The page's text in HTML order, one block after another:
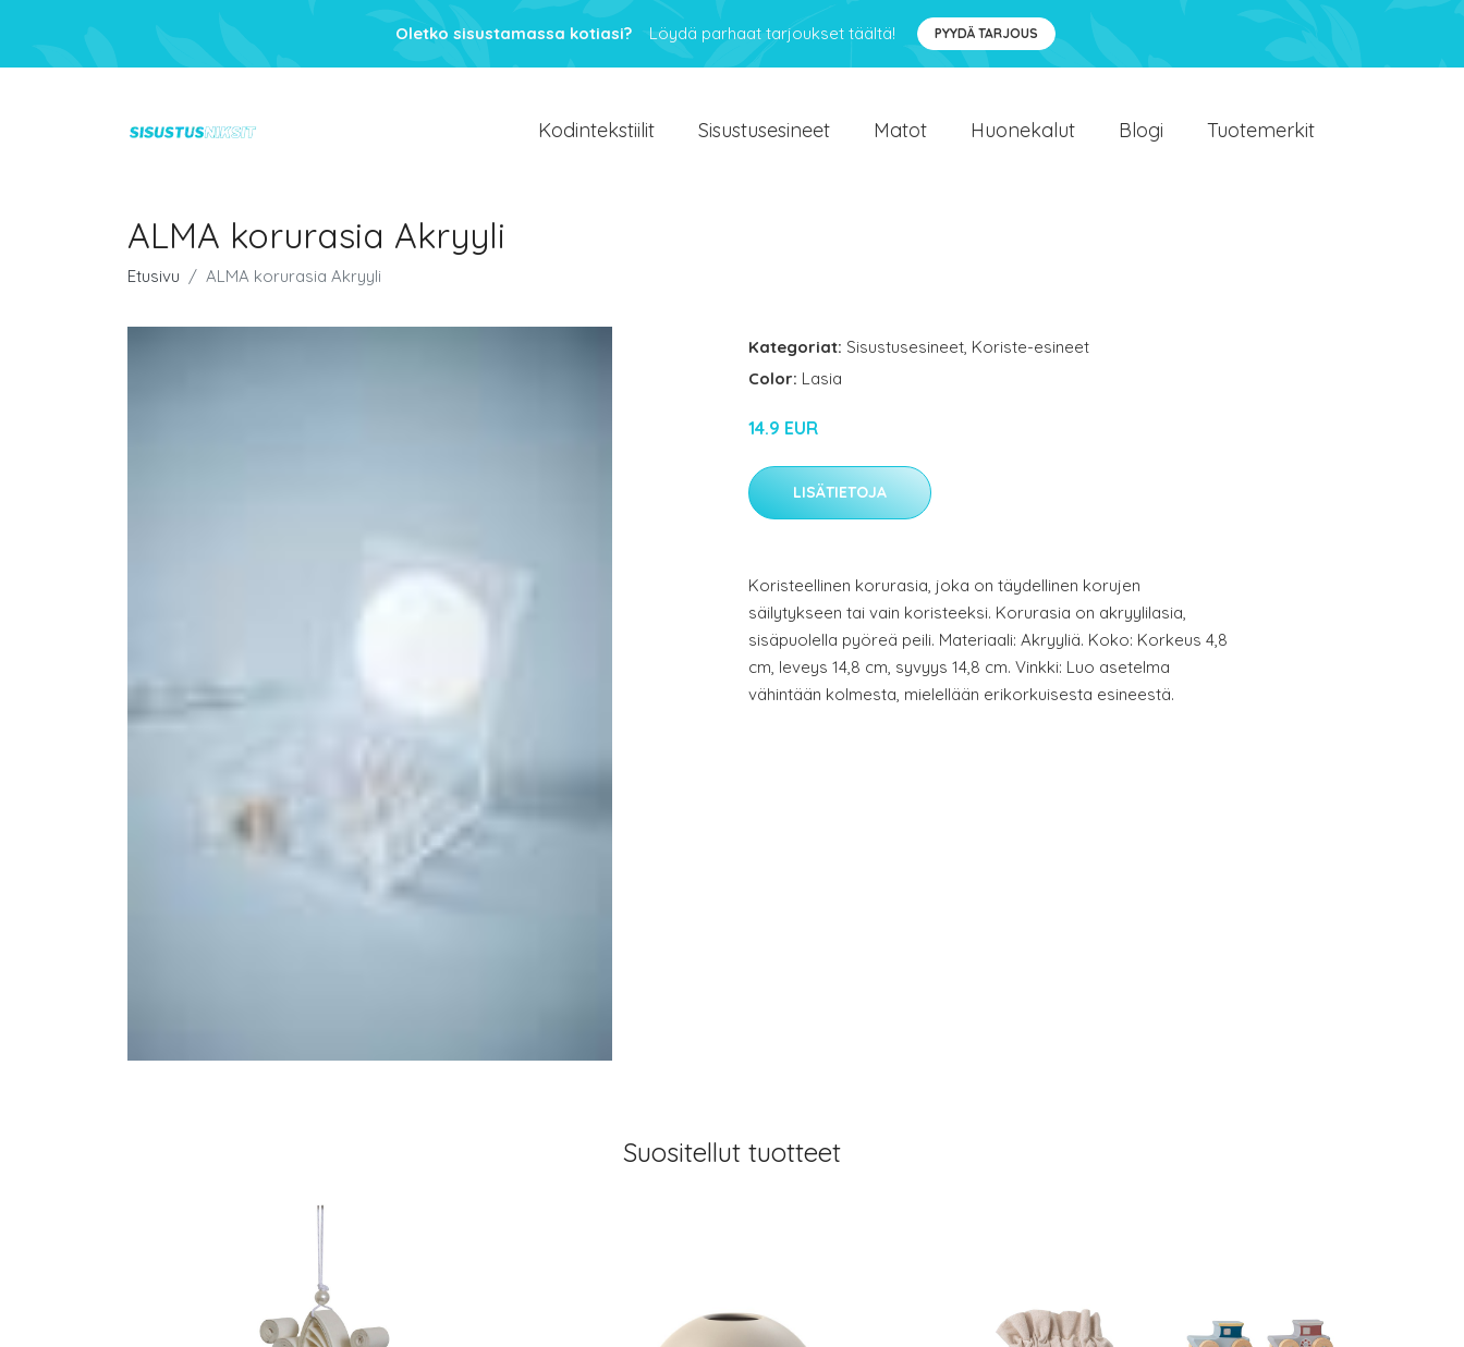
Oletko sisustamassa kotiasi? Löydä parhaat tarjoukset täältä! PYYDÄ TARJOUS
Kodintekstiilit Sisustusesineet Matot Huonekalut Blogi Tuotemerkit
ALMA korurasia Akryyli
Etusivu ALMA korurasia Akryyli
Kategoriat: Sisustusesineet, Koriste-esineet
Color: Lasia
14.9 EUR
LISÄTIETOJA
Koristeellinen korurasia, joka on täydellinen korujen
säilytykseen tai vain koristeeksi. Korurasia on akryylilasia,
sisäpuolella pyöreä peili. Materiaali: Akryyliä. Koko: Korkeus 4,8
cm, leveys 14,8 cm, syvyys 14,8 cm. Vinkki: Luo asetelma
vähintään kolmesta, mielellään erikorkuisesta esineestä.
Suositellut tuotteet